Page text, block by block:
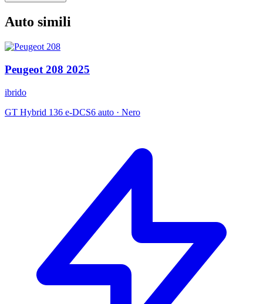
Auto simili
Peugeot 208 2025
ibrido
GT Hybrid 136 e-DCS6 auto · Nero